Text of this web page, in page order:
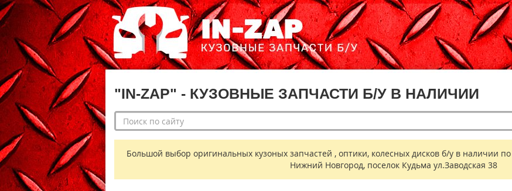
"IN-ZAP" - КУЗОВНЫЕ ЗАПЧАСТИ Б/У В НАЛИЧИИ
Большой выбор оригинальных кузоных запчастей , оптики, колесных дисков б/у в наличии по
Нижний Новгород, поселок Кудьма ул.Заводская 38